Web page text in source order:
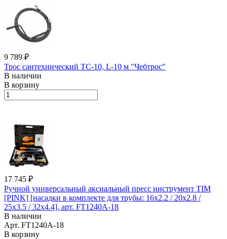
9 789 ₽
Трос сантехнический ТС-10, L-10 м "Чебтрос"
В наличии
В корзину
17 745 ₽
Ручной универсальный аксиальный пресс инструмент TIM
[PINK] [насадки в комплекте для трубы: 16x2.2 / 20x2.8 /
25x3.5 / 32x4.4], арт. FT1240A-18
В наличии
Арт. FT1240A-18
В корзину